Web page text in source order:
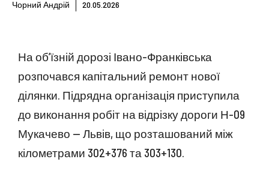
Чорний Андрій 20.05.2026
На об’їзній дорозі Івано-Франківська
розпочався капітальний ремонт нової
ділянки. Підрядна організація приступила
до виконання робіт на відрізку дороги Н-09
Мукачево — Львів, що розташований між
кілометрами 302+376 та 303+130.